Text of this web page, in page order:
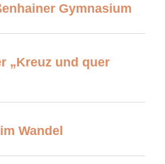
Gymnasium
„Kreuz und quer
Wandel